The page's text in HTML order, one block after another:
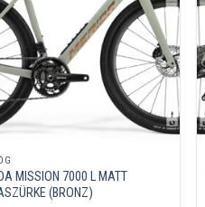
MISSION 7000 L MATT
(BRONZ)